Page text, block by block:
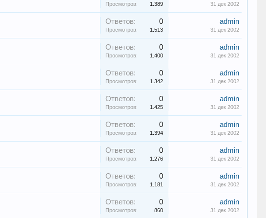
Просмотров: 1.389 31 дек 2002
Ответов: 0
Просмотров: 1.513
admin
31 дек 2002
Ответов: 0
Просмотров: 1.400
admin
31 дек 2002
Ответов: 0
Просмотров: 1.342
admin
31 дек 2002
Ответов: 0
Просмотров: 1.425
admin
31 дек 2002
Ответов: 0
Просмотров: 1.394
admin
31 дек 2002
Ответов: 0
Просмотров: 1.276
admin
31 дек 2002
Ответов: 0
Просмотров: 1.181
admin
31 дек 2002
Ответов: 0
Просмотров: 860
admin
31 дек 2002